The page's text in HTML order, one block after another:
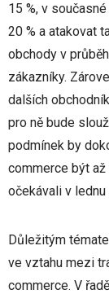
15 %, v
20 % a atakovat
obchody v
zákazníky.
dalších
pro ně bude
podmínek by
commerce být
očekávali v lednu
Důležitým
ve vztahu mezi
commerce. V